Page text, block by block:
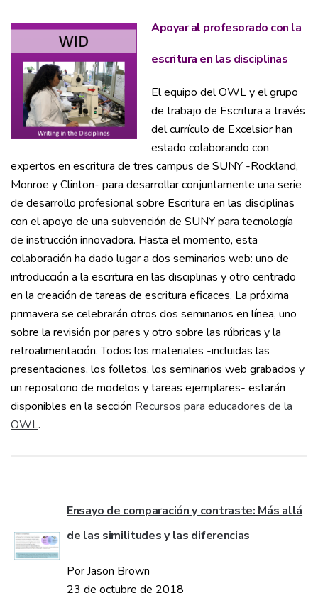
Apoyar al profesorado con la
escritura en las disciplinas
El equipo del OWL y el grupo
de trabajo de Escritura a través
del currículo de Excelsior han
estado colaborando con
expertos en escritura de tres campus de SUNY -Rockland,
Monroe y Clinton- para desarrollar conjuntamente una serie
de desarrollo profesional sobre Escritura en las disciplinas
con el apoyo de una subvención de SUNY para tecnología
de instrucción innovadora. Hasta el momento, esta
colaboración ha dado lugar a dos seminarios web: uno de
introducción a la escritura en las disciplinas y otro centrado
en la creación de tareas de escritura eficaces. La próxima
primavera se celebrarán otros dos seminarios en línea, uno
sobre la revisión por pares y otro sobre las rúbricas y la
retroalimentación. Todos los materiales -incluidas las
presentaciones, los folletos, los seminarios web grabados y
un repositorio de modelos y tareas ejemplares- estarán
disponibles en la sección Recursos para educadores de la
OWL.
Ensayo de comparación y contraste: Más allá
de las similitudes y las diferencias
Por Jason Brown
23 de octubre de 2018